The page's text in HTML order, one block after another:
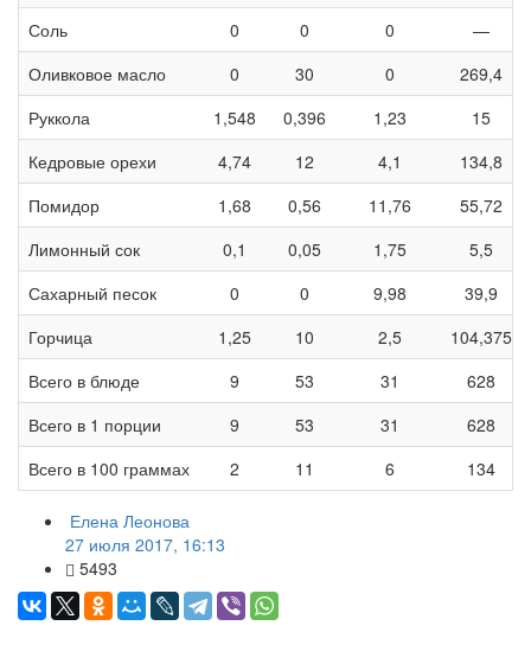
Соль
0 0 0
—
Оливковое масло
0 30 0
269,4
Руккола
1,548 0,396 1,23
15
Кедровые орехи
4,74 12 4,1
134,8
Помидор
1,68 0,56 11,76
55,72
Лимонный сок
0,1 0,05 1,75
5,5
Сахарный песок
0 0 9,98
39,9
Горчица
1,25 10 2,5
104,375
Всего в блюде
9 53 31
628
Всего в 1 порции
9 53 31
628
Всего в 100 граммах
2 11 6 134
Елена Леонова
27 июля 2017, 16:13
5493